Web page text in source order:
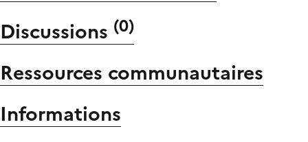
Discussions (0)
Ressources communautaires
Informations